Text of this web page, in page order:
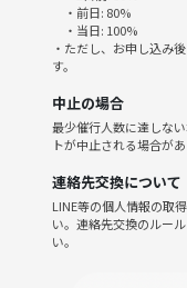
【参加費】
500円
【開催場所】
シェイクシャック アトレ
https://shakeshack.jp/
【持ち物】
筆記用具、ノート
・前日: 80%
・当日: 100%
・ただし、お申し込み
す。
中止の場合
最少催行人数に達しな
トが中止される場合が
連絡先交換について
LINE等の個人情報の取
い。連絡先交換のルー
い。